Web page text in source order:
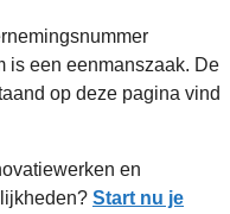
is een eenmanszaak. De
op deze pagina vind
en
Start nu je